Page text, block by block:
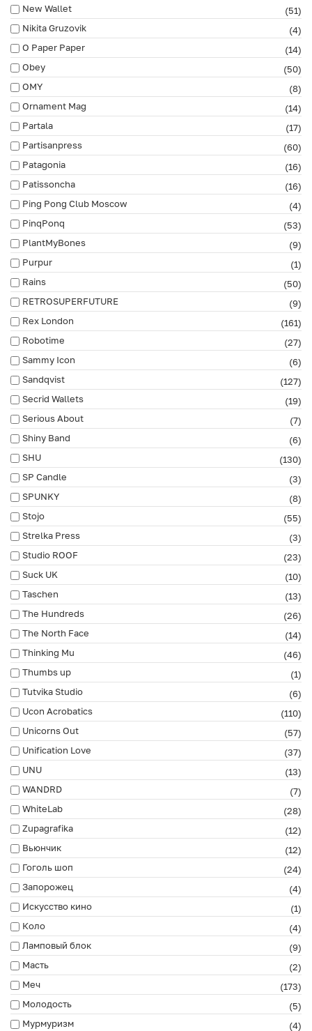
New Wallet
(51)
Nikita Gruzovik
(4)
O Paper Paper
(14)
Obey
(50)
OMY
(8)
Ornament Mag
(14)
Partala
(17)
Partisanpress
(60)
Patagonia
(16)
Patissoncha
(16)
Ping Pong Club Moscow
(4)
PinqPonq
(53)
PlantMyBones
(9)
Purpur
(1)
Rains
(50)
RETROSUPERFUTURE
(9)
Rex London
(161)
Robotime
(27)
Sammy Icon
(6)
Sandqvist
(127)
Secrid Wallets
(19)
Serious About
(7)
Shiny Band
(6)
SHU
(130)
SP Candle
(3)
SPUNKY
(8)
Stojo
(55)
Strelka Press
(3)
Studio ROOF
(23)
Suck UK
(10)
Taschen
(13)
The Hundreds
(26)
The North Face
(14)
Thinking Mu
(46)
Thumbs up
(1)
Tutvika Studio
(6)
Ucon Acrobatics
(110)
Unicorns Out
(57)
Unification Love
(37)
UNU
(13)
WANDRD
(7)
WhiteLab
(28)
Zupagrafika
(12)
Вьюнчик
(12)
Гоголь шоп
(24)
Запорожец
(4)
Искусство кино
(1)
Коло
(4)
Ламповый блок
(9)
Масть
(2)
Меч
(173)
Молодость
(5)
Мурмуризм
(4)